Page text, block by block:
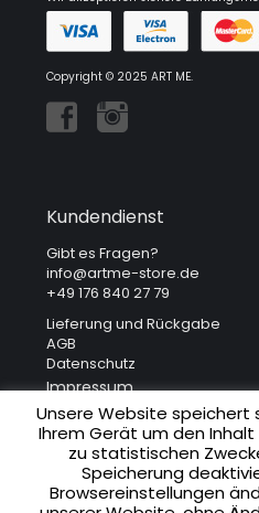
Copyright © 2025 ART ME.
Kundendienst
Gibt es Fragen?
info@artme-store.de
+49 176 840 27 79
Lieferung und Rückgabe
AGB
Datenschutz
Impressum
Unsere Adresse
ART ME. Art Gallery
Krakowska 41
Unsere Website
Ihrem Gerät um den
zu statistischen
Speicherung
Browsereinstellungen